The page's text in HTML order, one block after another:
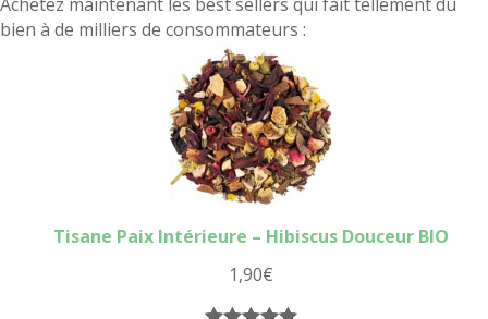
bien à de milliers de consommateurs :
Tisane Paix Intérieure – Hibiscus Douceur BIO
1,90€